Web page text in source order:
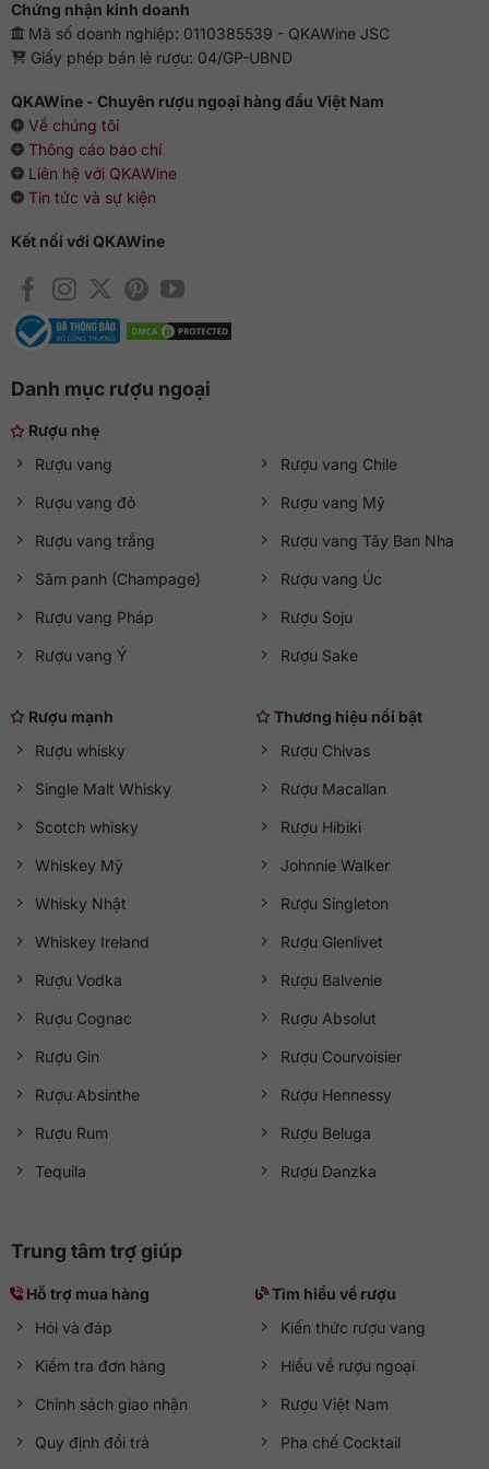
Chứng nhận kinh doanh
Mã số doanh nghiệp: 0110385539 - QKAWine JSC
Giấy phép bán lẻ rượu: 04/GP-UBND
QKAWine - Chuyên rượu ngoại hàng đầu Việt Nam
Về chúng tôi
Thông cáo báo chí
Liên hệ với QKAWine
Tin tức và sự kiện
Kết nối với QKAWine
Danh mục rượu ngoại
Rượu nhẹ
Rượu vang
Rượu vang đỏ
Rượu vang trắng
Sâm panh (Champage)
Rượu vang Pháp
Rượu vang Ý
Rượu vang Chile
Rượu vang Mỹ
Rượu vang Tây Ban Nha
Rượu vang Úc
Rượu Soju
Rượu Sake
Rượu mạnh
Rượu whisky
Single Malt Whisky
Scotch whisky
Whiskey Mỹ
Whisky Nhật
Whiskey Ireland
Rượu Vodka
Rượu Cognac
Rượu Gin
Rượu Absinthe
Rượu Rum
Tequila
Thương hiệu nổi bật
Rượu Chivas
Rượu Macallan
Rượu Hibiki
Johnnie Walker
Rượu Singleton
Rượu Glenlivet
Rượu Balvenie
Rượu Absolut
Rượu Courvoisier
Rượu Hennessy
Rượu Beluga
Rượu Danzka
Trung tâm trợ giúp
Hỗ trợ mua hàng
Hỏi và đáp
Kiểm tra đơn hàng
Chính sách giao nhận
Quy định đổi trả
Tìm hiểu về rượu
Kiến thức rượu vang
Hiểu về rượu ngoại
Rượu Việt Nam
Pha chế Cocktail